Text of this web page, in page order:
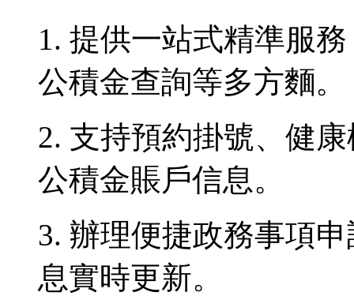
1. 提供一站式精準服
公積金查詢等多方麵。
2. 支持預約掛號、健
公積金賬戶信息。
3. 辦理便捷政務事項
息實時更新。